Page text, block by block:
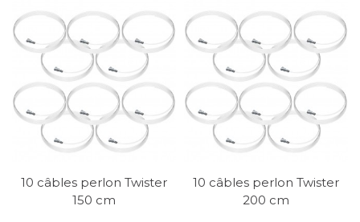
10 câbles perlon Twister
150 cm
10 câbles perlon Twister
200 cm